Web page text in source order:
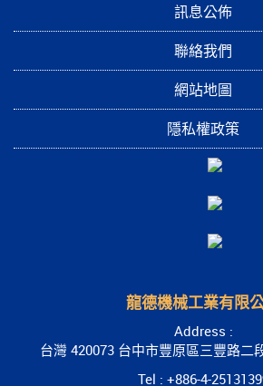
訊息公佈
聯絡我們
網站地圖
隱私權政策
龍德機械工業有限
Address :
台灣 420073 台中市豐原區三豐路二
Tel : +886-4-